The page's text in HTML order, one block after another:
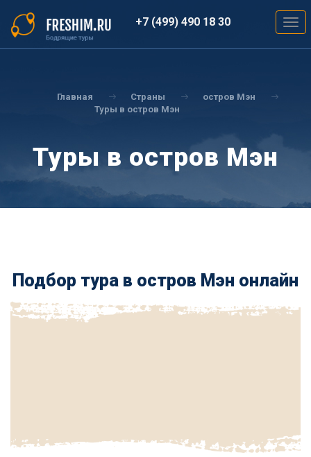
основному
содержанию
+7 (499) 490 18 30
Главная Страны
остров Мэн
Туры в остров Мэн
Туры в остров Мэн
Подбор тура в остров Мэн онлайн